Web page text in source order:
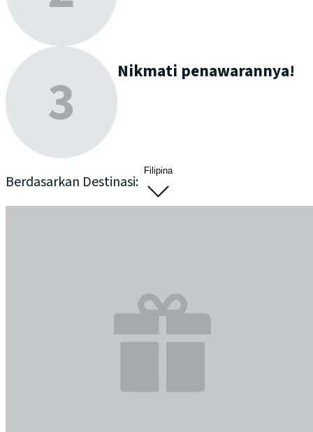
Nikmati penawarannya!
Berdasarkan Destinasi: